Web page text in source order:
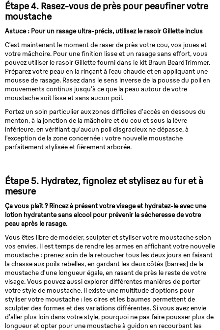
Étape 4. Rasez-vous de près pour peaufiner votre
moustache
Astuce : Pour un rasage ultra-précis, utilisez le rasoir Gillette inclus
C’est maintenant le moment de raser de près votre cou, vos joues et
votre mâchoire. Pour une finition lisse et un rasage sans effort, vous
pouvez utiliser le rasoir Gillette fourni dans le kit Braun BeardTrimmer.
Préparez votre peau en la rinçant à l’eau chaude et en appliquant une
mousse de rasage. Rasez dans le sens inverse de la pousse du poil en
mouvements continus jusqu’à ce que la peau autour de votre
moustache soit lisse et sans aucun poil.
Portez un soin particulier aux zones difficiles d’accès en dessous du
menton, à la jonction de la mâchoire et du cou et sous la lèvre
inférieure, en vérifiant qu’aucun poil disgracieux ne dépasse, à
l’exception de la zone concernée : votre nouvelle moustache
parfaitement stylisée et fièrement arborée.
Étape 5. Hydratez, fignolez et stylisez au fur et à
mesure
Ça vous plaît ? Rincez à présent votre visage et hydratez-le avec une
lotion hydratante sans alcool pour prévenir la sécheresse de votre
peau après le rasage.
Vous êtes libre de modeler, sculpter et styliser votre moustache selon
vos envies. Il est temps de rendre les armes en affichant votre nouvelle
moustache : prenez soin de la retoucher tous les deux jours en faisant
la chasse aux poils rebelles, en gardant les deux côtés (barres) de la
moustache d’une longueur égale, en rasant de près le reste de votre
visage. Vous pouvez aussi explorer différentes manières de porter
votre style de moustache. Il existe une multitude d’options pour
styliser votre moustache : les cires et les baumes permettent de
sculpter des formes et des variations différentes. Si vous avez envie
d’aller plus loin dans votre style, pourquoi ne pas faire pousser plus de
longueur et opter pour une moustache à guidon en recourbant les